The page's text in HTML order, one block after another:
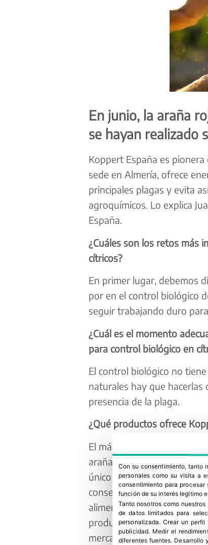
En junio, la araña
se hayan realizado
Koppert España es
sede en Almería, ofrece
principales plagas y evita
agroquímicos. Lo explica
España.
¿Cuáles son los retos más
cítricos?
En primer lugar, debemos
por en el control biológico
seguir trabajando duro
¿Cuál es el momento
para control biológico en
El control biológico no
naturales hay que hacerlas
presencia de la plaga.
¿Qué productos ofrece
El más importante es
araña roja. La ventaja de
único en el mercado,
conservar un alto grado de
alimentan y se reproducen
produce más ácaros y
mercado. También
Con su consentimiento, tanto
personales como su visita a
consentimiento para
función de su interés legítimo
Tanto nosotros como
de datos limitados para
personalizada. Crear un perfil
publicidad. Medir el
diferentes fuentes. Desarrollo